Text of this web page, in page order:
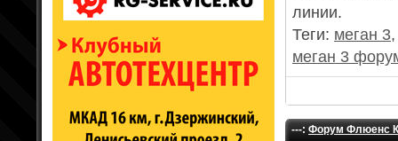
линии.
Теги: меган 3
меган 3
---: Форум Флюенс